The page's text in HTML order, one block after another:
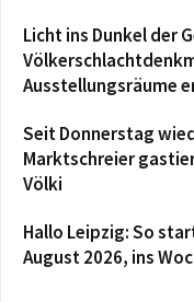
Licht ins Dunkel der
Ausstellungsräume
Seit Donnerstag
Marktschreier
Völki
Hallo Leipzig: So
August 2026, ins